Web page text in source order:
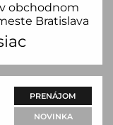
obchodnom
Bratislava
PRENÁJOM
NOVINKA